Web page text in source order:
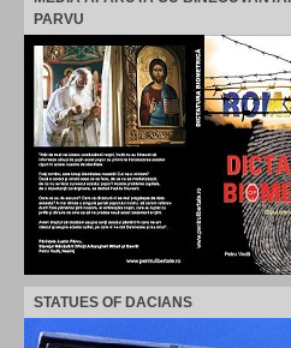
PARVU
STATUES OF DACIANS